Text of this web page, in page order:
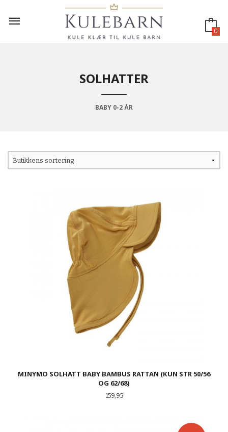
innholdet
0
SOLHATTER
BABY 0-2 ÅR
MINYMO SOLHATT BABY BAMBUS RATTAN (KUN STR 50/56
OG 62/68)
Pris
159,95